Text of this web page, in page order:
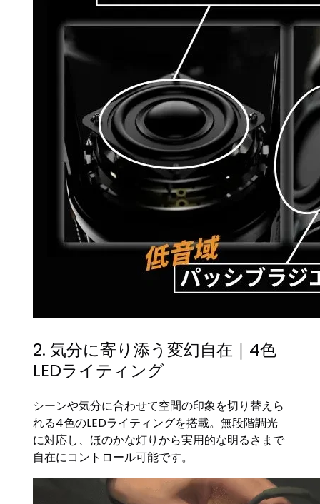
2. 気分に寄り添う変幻自在｜4色
LEDライティング
シーンや気分に合わせて空間の印象を切り替えら
れる4色のLEDライティングを搭載。無段階調光
に対応し、ほのかな灯りから実用的な明るさまで
自在にコントロール可能です。